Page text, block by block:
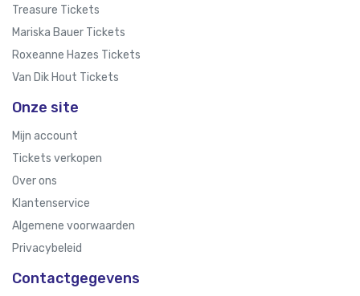
Treasure Tickets
Mariska Bauer Tickets
Roxeanne Hazes Tickets
Van Dik Hout Tickets
Onze site
Mijn account
Tickets verkopen
Over ons
Klantenservice
Algemene voorwaarden
Privacybeleid
Contactgegevens